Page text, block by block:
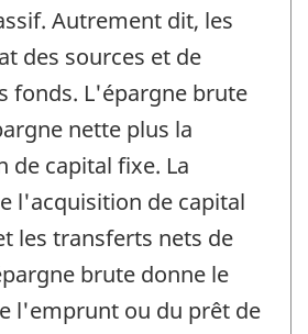
Autrement dit, les
des sources et de
fonds. L'épargne brute
nette plus la
de capital fixe. La
l'acquisition de capital
les transferts nets de
brute donne le
l'emprunt ou du prêt de